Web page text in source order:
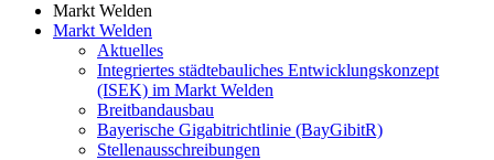
Markt Welden
Markt Welden
Aktuelles
Integriertes städtebauliches Entwicklungskonzept
(ISEK) im Markt Welden
Breitbandausbau
Bayerische Gigabitrichtlinie (BayGibitR)
Stellenausschreibungen